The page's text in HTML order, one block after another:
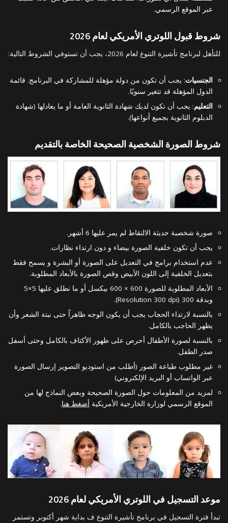
عبر الموقع الرسمي.
شروط قبول اللوتري الأمريكي لعام 2026
للتأهل لبرنامج تأشيرة التنوع لعام 2026، يجب أن تستوفي الشروط التالية:
الجنسيات: يجب أن تكون من دولة مؤهلة للمشاركة في البرنامج. قائمة
الدول المؤهلة قد تتغير سنويًا.
التعليم: يجب أن تكون لديك شهادة الثانوية العامة أو ما يعادلها (شهادة
الدبلوم الثانوية بجميع أنواعها).
شروط الصورة الشخصية الصحيحة الخاصة بالتقديم
صورة شخصية حديثة الالتقاط لم يمر عليها 6 أشهر.
يجب أن تكون خلفية الصورة بيضاء و دون ارتداء نظارات.
عدم استخدام برامج في التعديل على الصورة أو البشرة و يسمح فقط
بتعديل الخلفية إلى اللون الأبيض وقص الصورة بالأبعاد المطلوبة.
الأبعاد المطلوبة للصورة 600 × 600 بيكسل أو ما نطلق عليها 5×5
وبدقة 300 (Resolution 300 dpi).
بالنسبة لارتداء الحجاب يجب أن يكون الوجه ظاهراً حتى نبتة الشعر وأن
يظهر الحاجب بالكامل.
بالنسبة لصورة الأطفال أحرص على ظهور الأكتاف بالكامل وحتى أسفل
صدر الطفل.
غير مطلوب طباعة الصور (أطلب من استوديو التصوير إرسال الصورة
عبر الواتساب أو البريد الإلكتروني)
لمزيد من المعلومات حول الصورة الصحيحة وبعض النماذج لها من
الموقع الرسمي لوزارة الخارجية الأمريكية أضغط هنا.
موعد التسجيل في اللوتري الأمريكي لعام 2026
تبدأ فترة التسجيل في برنامج تأشيرة التنوع ف بداية شهر أكتوبر وتستمر